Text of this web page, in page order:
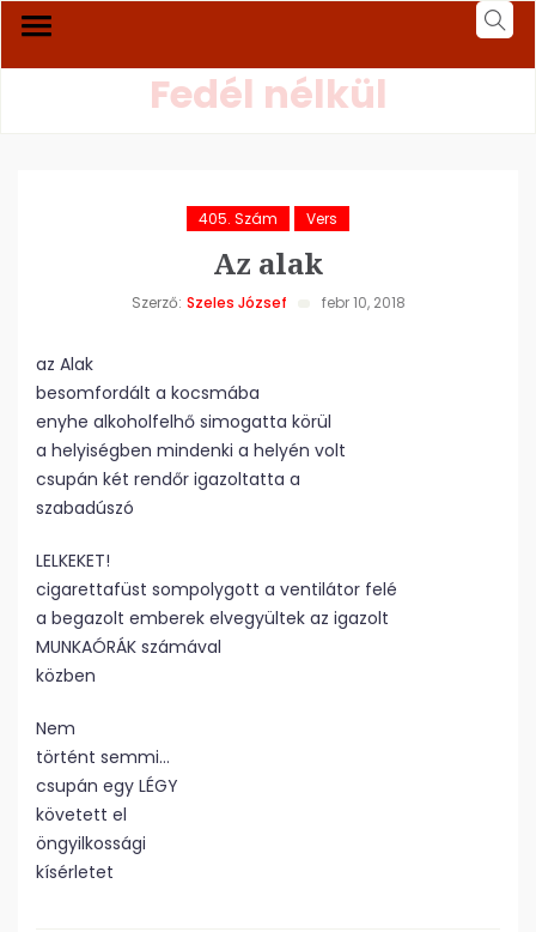
Fedél nélkül
405. Szám Vers
Az alak
Szerző: Szeles József febr 10, 2018
az Alak
besomfordált a kocsmába
enyhe alkoholfelhő simogatta körül
a helyiségben mindenki a helyén volt
csupán két rendőr igazoltatta a
szabadúszó
LELKEKET!
cigarettafüst sompolygott a ventilátor felé
a begazolt emberek elvegyültek az igazolt
MUNKAÓRÁK számával
közben
Nem
történt semmi…
csupán egy LÉGY
követett el
öngyilkossági
kísérletet